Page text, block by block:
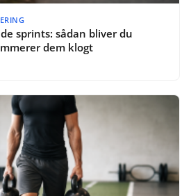
sprints: sådan bliver du
dem klogt